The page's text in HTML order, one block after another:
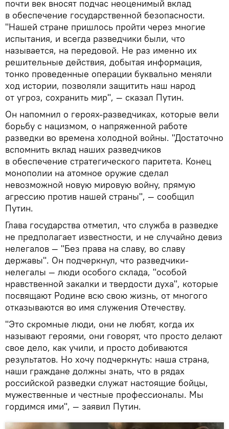
почти век вносят подчас неоценимый вклад
в обеспечение государственной безопасности.
"Нашей стране пришлось пройти через многие
испытания, и всегда разведчики были, что
называется, на передовой. Не раз именно их
решительные действия, добытая информация,
тонко проведенные операции буквально меняли
ход истории, позволяли защитить наш народ
от угроз, сохранить мир", — сказал Путин.
Он напомнил о героях-разведчиках, которые вели
борьбу с нацизмом, о напряженной работе
разведки во времена холодной войны. "Достаточно
вспомнить вклад наших разведчиков
в обеспечение стратегического паритета. Конец
монополии на атомное оружие сделал
невозможной новую мировую войну, прямую
агрессию против нашей страны", — сообщил
Путин.
Глава государства отметил, что служба в разведке
не предполагает известности, и не случайно девиз
нелегалов — "Без права на славу, во славу
державы". Он подчеркнул, что разведчики-
нелегалы — люди особого склада, "особой
нравственной закалки и твердости духа", которые
посвящают Родине всю свою жизнь, от многого
отказываются во имя служения Отечеству.
"Это скромные люди, они не любят, когда их
называют героями, они говорят, что просто делают
свое дело, как учили, и просто добиваются
результатов. Но хочу подчеркнуть: наша страна,
наши граждане должны знать, что в рядах
российской разведки служат настоящие бойцы,
мужественные и честные профессионалы. Мы
гордимся ими", — заявил Путин.